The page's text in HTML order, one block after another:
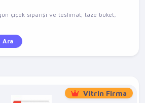
çiçek siparişi ve teslimat; taze buket,
Ara
Vitrin Firma